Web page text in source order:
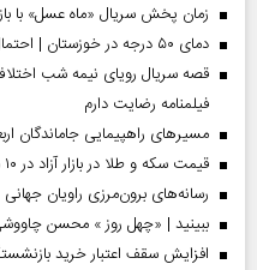
زمان پخش سریال «ماه عسل» با
دمای ۵۰ درجه در خوزستان | احتمال بارش‌های سیل‌آسا در ۳ استان
قصه سریال رویای نیمه شب
فیلمنامه رضایت دارم
مسیر‌های راهپیمایی جاماندگان
قیمت سکه و طلا در بازار آزاد در ۱۰ مرداد ۱۴۰۵
رسانه‌های برون‌مرزی راویان جهانی
ببینید | «چهل روز » محسن
افزایش سقف اعتبار خرید